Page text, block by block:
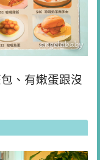
、有嫩蛋跟沒